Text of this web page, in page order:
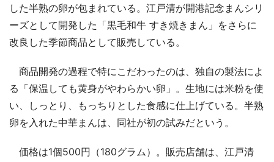
した半熟の卵が包まれている。江戸清が開港記念まんシリ
ーズとして開発した「黒毛和牛 すき焼きまん」をさらに
改良した季節商品として販売している。
商品開発の過程で特にこだわったのは、独自の製法によ
る「保温しても黄身がやわらかい卵」。生地には米粉を使
い、しっとり、もっちりとした食感に仕上げている。半熟
卵を入れた中華まんは、同社が初の試みだという。
価格は1個500円（180グラム）。販売店舗は、江戸清